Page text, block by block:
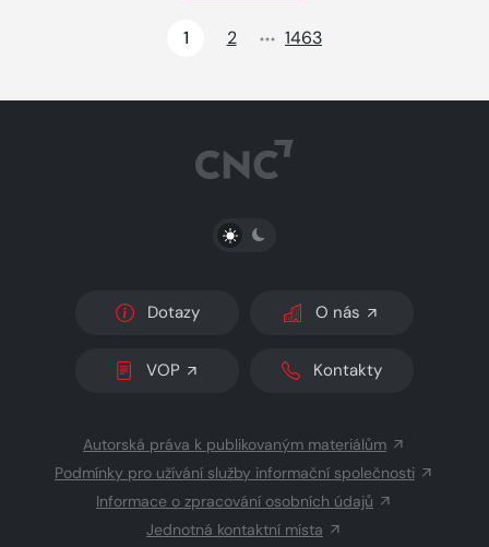
1
2 1463
PŘEPNOUT SVĚTLÝ/TMAVÝ REŽIM
Dotazy O nás
VOP Kontakty
Autorská práva k publikovaným materiálům
Podmínky pro užívání služby informační společnosti
Informace o zpracování osobních údajů
Jednotná kontaktní místa